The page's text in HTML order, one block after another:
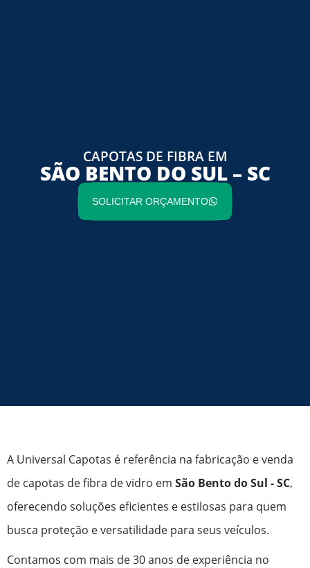
CAPOTAS DE FIBRA EM
SÃO BENTO DO SUL – SC
SOLICITAR ORÇAMENTO
A Universal Capotas é referência na fabricação e venda
de capotas de fibra de vidro em São Bento do Sul - SC,
oferecendo soluções eficientes e estilosas para quem
busca proteção e versatilidade para seus veículos.
Contamos com mais de 30 anos de experiência no